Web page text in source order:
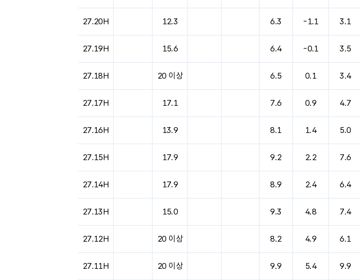
27.20H 12.3 6.3 -1.1 3.1
27.19H 15.6 6.4 -0.1 3.5
27.18H 20 이상 6.5 0.1 3.4
27.17H 17.1 7.6 0.9 4.7
27.16H 13.9 8.1 1.4 5.0
27.15H 17.9 9.2 2.2 7.6
27.14H 17.9 8.9 2.4 6.4
27.13H 15.0 9.3 4.8 7.4
27.12H 20 이상 8.2 4.9 6.1
27.11H 20 이상 9.9 5.4 9.9